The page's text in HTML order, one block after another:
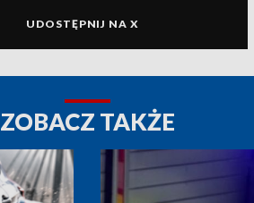
UDOSTĘPNIJ NA X
ZOBACZ TAKŻE